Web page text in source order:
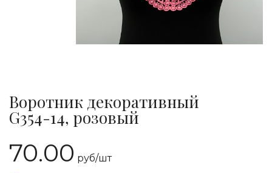
Воротник декоративный
G354-14, розовый
70.00 руб/шт